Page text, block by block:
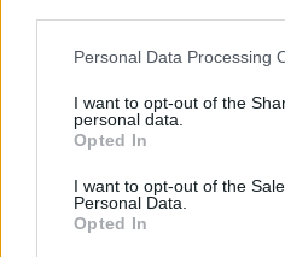
Personal Data Processing
I want to opt-out of the
personal data.
Opted In
I want to opt-out of the
Personal Data.
Opted In
vidékfejlesztési támogatási
támogatások megítélésének
érdekképviseleti szervezet,
névtelen bejelentők is élesen
KEDVES OLVASÓNK!